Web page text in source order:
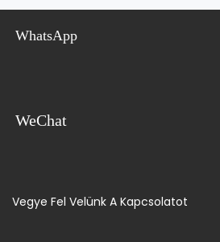
WhatsApp
WeChat
Vegye Fel Velünk A Kapcsolatot